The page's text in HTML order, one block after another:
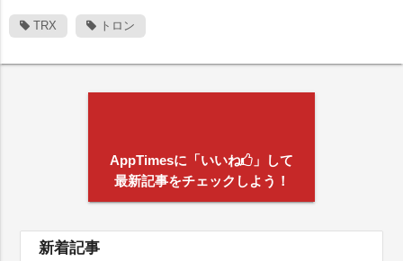
TRX トロン
AppTimesに「いいね
」して
最新記事をチェックしよう！
新着記事